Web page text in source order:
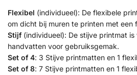
Flexibel (individueel): De flexibele
om dicht bij muren te printen met een
Stijf(individueel): De stijve printmat is
handvatten voor gebruiksgemak.
Set of 4: 3 Stijve printmatten en 1
Set of 8: 7 Stijve printmatten en 1